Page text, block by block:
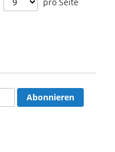
Abonnieren